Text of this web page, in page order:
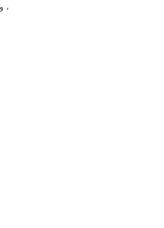
والذى يدعمك بصيانة مجانيه من قبل المختص خلال فترة الضمان مع زيارة بعد فترة للتأكد من سلامه وكفائة الجهاز ،